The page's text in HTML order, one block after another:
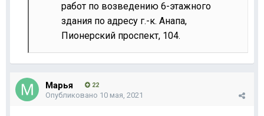
работ по возведению 6-этажного
здания по адресу г.-к. Анапа,
Пионерский проспект, 104.
Марья 22
Опубликовано 10 мая, 2021